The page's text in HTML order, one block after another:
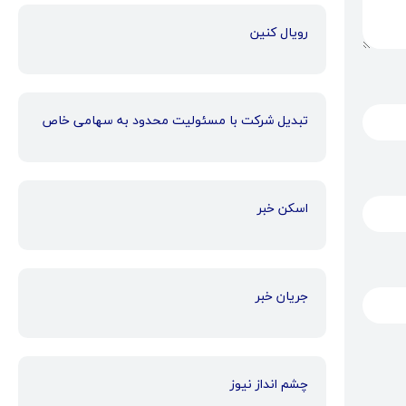
رویال کنین
تبدیل شرکت با مسئولیت محدود به سهامی خاص
اسکن خبر
جریان خبر
چشم انداز نیوز